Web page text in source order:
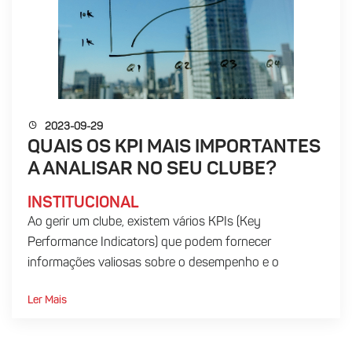
2023-09-29
QUAIS OS KPI MAIS IMPORTANTES
A ANALISAR NO SEU CLUBE?
INSTITUCIONAL
Ao gerir um clube, existem vários KPIs (Key
Performance Indicators) que podem fornecer
informações valiosas sobre o desempenho e o
Ler Mais